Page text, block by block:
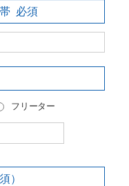
必須
フリーター
）